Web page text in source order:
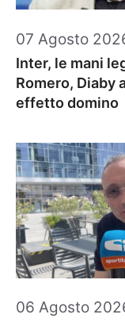
07 Agosto
Inter, le mani
Romero, Diaby
effetto domino
06 Agosto